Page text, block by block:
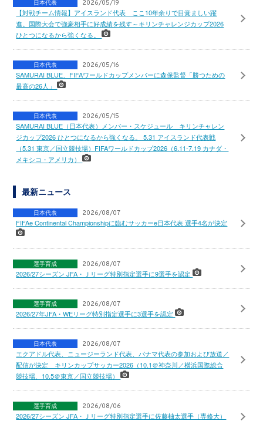
日本代表 2026/05/19
【対戦チーム情報】アイスランド代表 ここ10年余りで目覚ましい躍
進。国際大会で強豪相手に好成績を残す～キリンチャレンジカップ2026
ひとつになるから強くなる。
日本代表 2026/05/16
SAMURAI BLUE、FIFAワールドカップメンバーに森保監督「勝つための
最高の26人」
日本代表 2026/05/15
SAMURAI BLUE（日本代表）メンバー・スケジュール キリンチャレン
ジカップ2026 ひとつになるから強くなる。 5.31 アイスランド代表戦
（5.31 東京／国立競技場）FIFAワールドカップ2026（6.11-7.19 カナダ・
メキシコ・アメリカ）
最新ニュース
日本代表 2026/08/07
FIFAe Continental Championshipに臨むサッカーe日本代表 選手4名が決定
選手育成 2026/08/07
2026/27シーズン JFA・Ｊリーグ特別指定選手に9選手を認定
選手育成 2026/08/07
2026/27年JFA・WEリーグ特別指定選手に3選手を認定
日本代表 2026/08/07
エクアドル代表、ニュージーランド代表、パナマ代表の参加および放送／
配信が決定 キリンカップサッカー2026（10.1＠神奈川／横浜国際総合
競技場、10.5＠東京／国立競技場）
選手育成 2026/08/06
2026/27シーズン JFA・Ｊリーグ特別指定選手に佐藤柚太選手（専修大）